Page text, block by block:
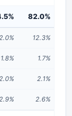
82.0%
12.3%
1.8% 1.7%
2.1%
2.6%